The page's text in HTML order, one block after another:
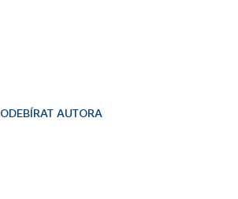
ODEBÍRAT AUTORA